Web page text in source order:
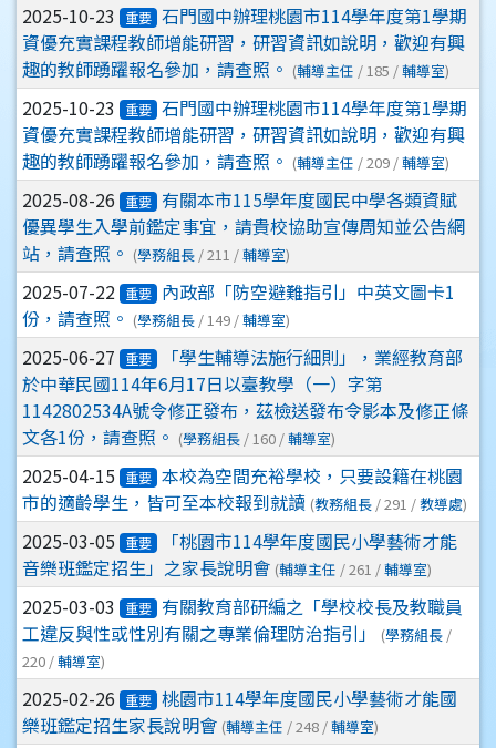
2025-10-23 重要 石門國中辦理桃園市114學年度第1學期
資優充實課程教師增能研習，研習資訊如說明，歡迎有興
趣的教師踴躍報名參加，請查照。 (輔導主任 / 185 /輔導室)
2025-10-23 重要 石門國中辦理桃園市114學年度第1學期
資優充實課程教師增能研習，研習資訊如說明，歡迎有興
趣的教師踴躍報名參加，請查照。 (輔導主任 / 209 /輔導室)
2025-08-26 重要
有關本市115學年度國民中學各類資賦
優異學生入學前鑑定事宜，請貴校協助宣傳周知並公告網
站，請查照。 (學務組長 / 211 /輔導室)
2025-07-22 重要
內政部「防空避難指引」中英文圖卡1
份，請查照。 (學務組長 / 149 /輔導室)
2025-06-27 重要
「學生輔導法施行細則」，業經教育部
於中華民國114年6月17日以臺教學（一）字第
1142802534A號令修正發布，茲檢送發布令影本及修正條
文各1份，請查照。 (學務組長 / 160 /輔導室)
2025-04-15 重要 本校為空間充裕學校，只要設籍在桃園
市的適齡學生，皆可至本校報到就讀 (教務組長 / 291 /教導處)
2025-03-05 重要
「桃園市114學年度國民小學藝術才能
音樂班鑑定招生」之家長說明會 (輔導主任 / 261 /輔導室)
2025-03-03 重要
有關教育部研編之「學校校長及教職員
工違反與性或性別有關之專業倫理防治指引」
(學務組長 /
220 /輔導室)
2025-02-26 重要 桃園市114學年度國民小學藝術才能國
樂班鑑定招生家長說明會 (輔導主任 / 248 /輔導室)